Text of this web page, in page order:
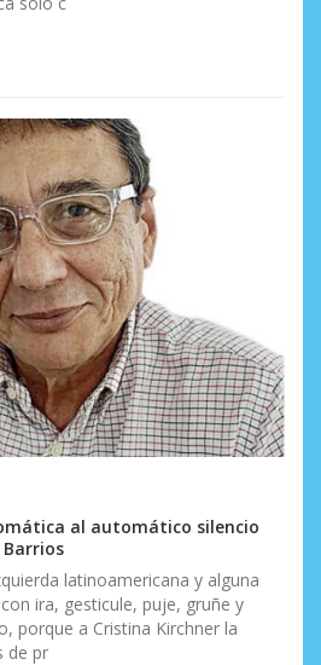
al automático silencio
Barrios
latinoamericana y alguna
ira, gesticule, puje, gruñe y
porque a Cristina Kirchner la
de pr